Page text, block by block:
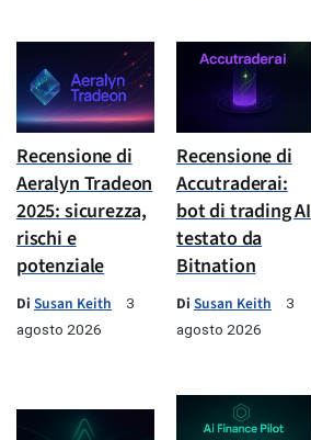
Recensione di
Aeralyn Tradeon
2025: sicurezza,
rischi e
potenziale
Di Susan Keith
3
agosto 2026
Recensione di
Accutraderai:
bot di trading AI
testato da
Bitnation
Di Susan Keith
3
agosto 2026